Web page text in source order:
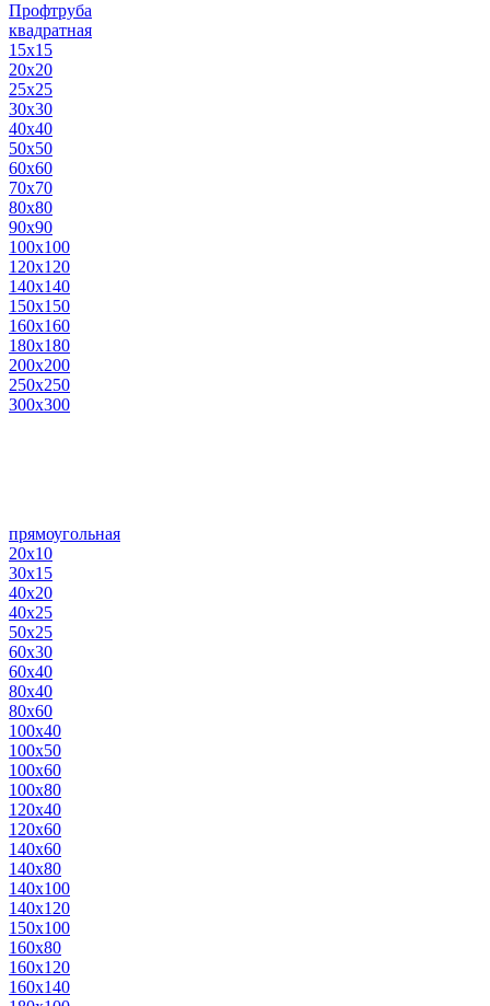
Профтруба
квадратная
15х15
20х20
25х25
30х30
40х40
50х50
60х60
70х70
80х80
90х90
100х100
120х120
140х140
150х150
160х160
180х180
200х200
250х250
300х300
прямоугольная
20х10
30х15
40х20
40х25
50х25
60х30
60х40
80х40
80х60
100х40
100х50
100х60
100х80
120х40
120х60
140х60
140х80
140х100
140х120
150х100
160х80
160х120
160х140